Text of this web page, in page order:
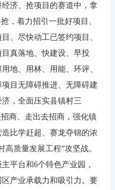
济、抢项目的赛道中，拿
，着力招引一批好项目、
、尽快动工已签约项目、
真落地、快建设、早投
地、用林、用能、环评、
目无障碍推进、无障碍建
，全面压实县镇村三
商、走出去招商，强化镇
造比学赶超、赛龙夺锦的浓
高质量发展工程”攻坚战。
平台和6个特色产业园，
产业承载力和吸引力。要